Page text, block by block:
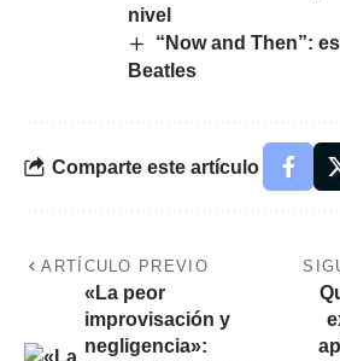
nivel
“Now and Then”:
Beatles
Comparte este artículo
ARTÍCULO PREVIO
«La peor
improvisación y
negligencia»: